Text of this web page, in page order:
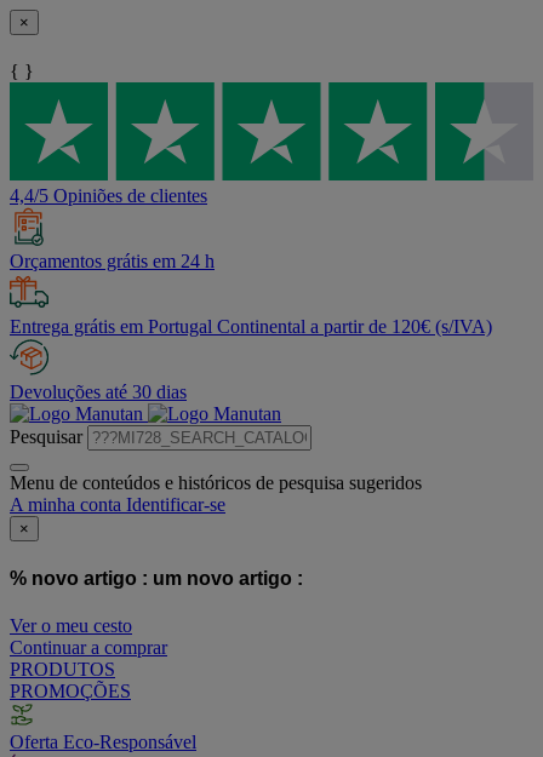
×
{ }
4,4/5 Opiniões de clientes
Orçamentos grátis em 24 h
Entrega grátis em Portugal Continental a partir de 120€ (s/IVA)
Devoluções até 30 dias
Pesquisar
Menu de conteúdos e históricos de pesquisa sugeridos
A minha conta Identificar-se
×
% novo artigo : um novo artigo :
Ver o meu cesto
Continuar a comprar
PRODUTOS
PROMOÇÕES
Oferta Eco-Responsável